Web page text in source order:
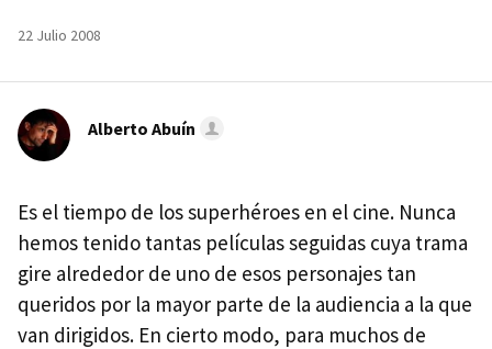
22 Julio 2008
Alberto Abuín
Es el tiempo de los superhéroes en el cine. Nunca
hemos tenido tantas películas seguidas cuya trama
gire alrededor de uno de esos personajes tan
queridos por la mayor parte de la audiencia a la que
van dirigidos. En cierto modo, para muchos de